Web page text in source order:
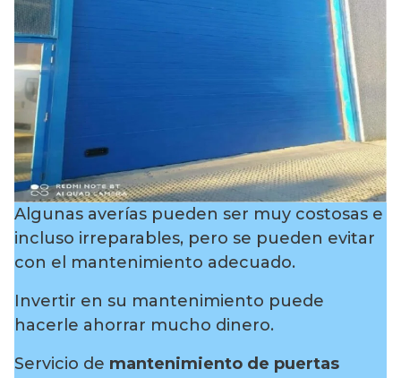
Algunas averías pueden ser muy costosas e
incluso irreparables, pero se pueden evitar
con el mantenimiento adecuado.
Invertir en su mantenimiento puede
hacerle ahorrar mucho dinero.
Servicio de mantenimiento de puertas